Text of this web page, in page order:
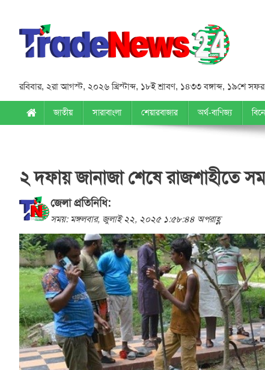
রবিবার, ২রা আগস্ট, ২০২৬ খ্রিস্টাব্দ, ১৮ই শ্রাবণ, ১৪৩৩ বঙ্গাব্দ, ১৯শে
জাতীয় সারাবাংলা শেয়ারবাজার অর্থ-বাণিজ্য
২ দফায় জানাজা শেষে রাজশাহীতে
জেলা প্রতিনিধি:
সময়: মঙ্গলবার, জুলাই ২২, ২০২৫ ১:৫৮:৪৪ অপরাহ্ণ